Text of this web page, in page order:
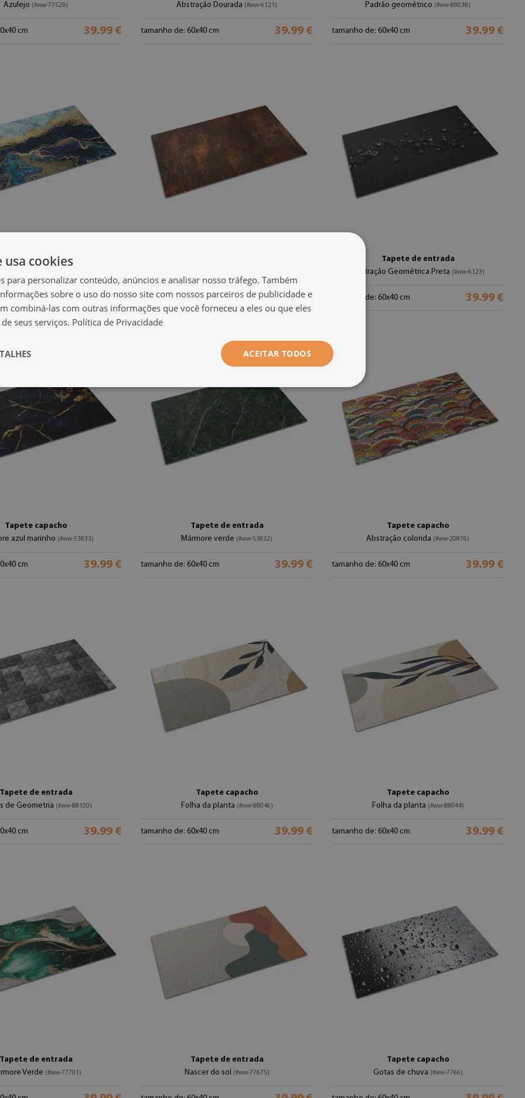
Azulejo (#ww-77529)
cm 39.99 €
Abstração Dourada (#ww-6121)
tamanho de: 60x40 cm 39.99 €
Padrão geométrico (#ww-88038)
tamanho de: 60x40 cm 39.99 €
de entrada
cm 39.99 € tamanho de: 60x40 cm 39.99 €
Tapete de entrada
Abstração Geométrica Preta (#ww-6123)
tamanho de: 60x40 cm 39.99 €
Tapete capacho
azul marinho (#ww-53833)
cm 39.99 €
Tapete de entrada
Mármore verde (#ww-53832)
tamanho de: 60x40 cm 39.99 €
Tapete capacho
Abstração colorida (#ww-20876)
tamanho de: 60x40 cm 39.99 €
Tapete de entrada
de Geometria (#ww-88100)
cm 39.99 €
Tapete capacho
Folha da planta (#ww-88046)
tamanho de: 60x40 cm 39.99 €
Tapete capacho
Folha da planta (#ww-88044)
tamanho de: 60x40 cm 39.99 €
Tapete de entrada
Verde (#ww-77701)
Tapete de entrada
Nascer do sol (#ww-77675)
Tapete capacho
Gotas de chuva (#ww-7766)
usa cookies
para personalizar conteúdo, anúncios e analisar nosso tráfego. Também
sobre o uso do nosso site com nossos parceiros de publicidade e
combiná-las com outras informações que você forneceu a eles ou que eles
seus serviços. Política de Privacidade
ACEITAR TODOS